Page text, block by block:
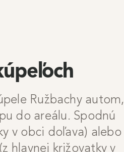
Ružbachy autom,
do areálu. Spodnú
v obci doľava) alebo
hlavnej križovatky v